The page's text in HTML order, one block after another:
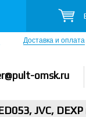
Доставка и оплата
omsk.ru
JVC, DEXP